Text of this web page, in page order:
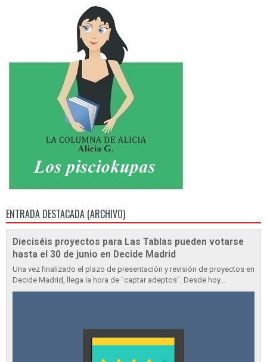
ENTRADA DESTACADA (ARCHIVO)
Dieciséis proyectos para Las Tablas pueden votarse
hasta el 30 de junio en Decide Madrid
Una vez finalizado el plazo de presentación y revisión de proyectos en
Decide Madrid, llega la hora de "captar adeptos". Desde hoy...